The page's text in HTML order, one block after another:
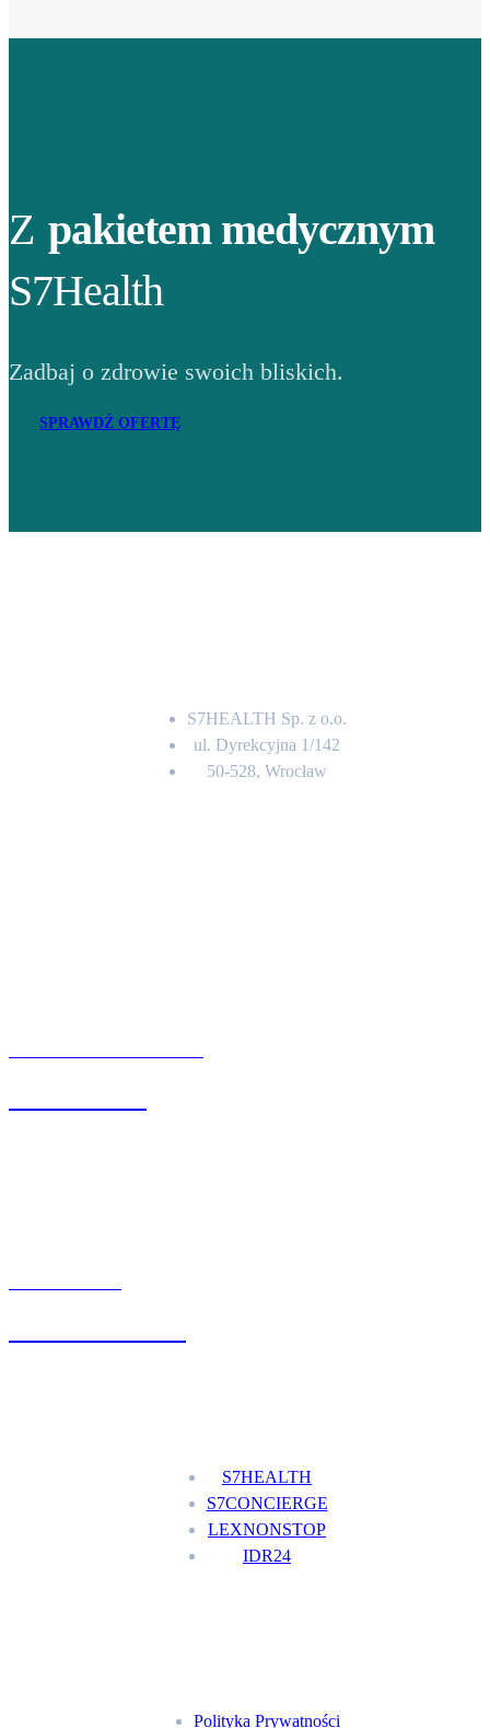
Z pakietem medycznym
S7Health
Zadbaj o zdrowie swoich bliskich.
SPRAWDŹ OFERTĘ
S7HEALTH Sp. z o.o.
ul. Dyrekcyjna 1/142
50-528, Wrocław
S7HEALTH
S7CONCIERGE
LEXNONSTOP
IDR24
Polityka Prywatności